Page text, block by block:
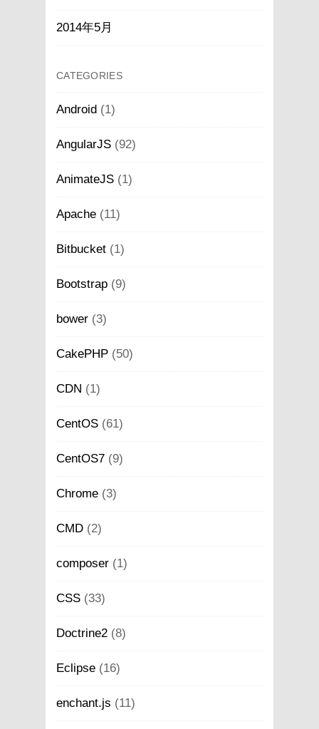
2014年5月
CATEGORIES
Android (1)
AngularJS (92)
AnimateJS (1)
Apache (11)
Bitbucket (1)
Bootstrap (9)
bower (3)
CakePHP (50)
CDN (1)
CentOS (61)
CentOS7 (9)
Chrome (3)
CMD (2)
composer (1)
CSS (33)
Doctrine2 (8)
Eclipse (16)
enchant.js (11)